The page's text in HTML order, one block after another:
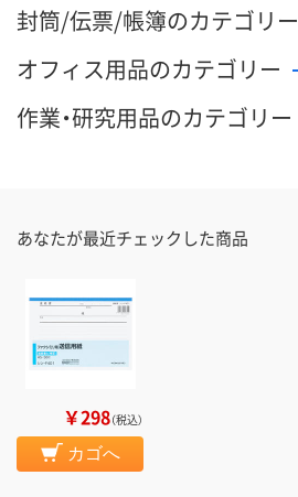
封筒/伝票/帳簿のカテゴリー
オフィス用品のカテゴリー
作業・研究用品のカテゴリー
あなたが最近チェックした商品
￥298（税込）
カゴへ